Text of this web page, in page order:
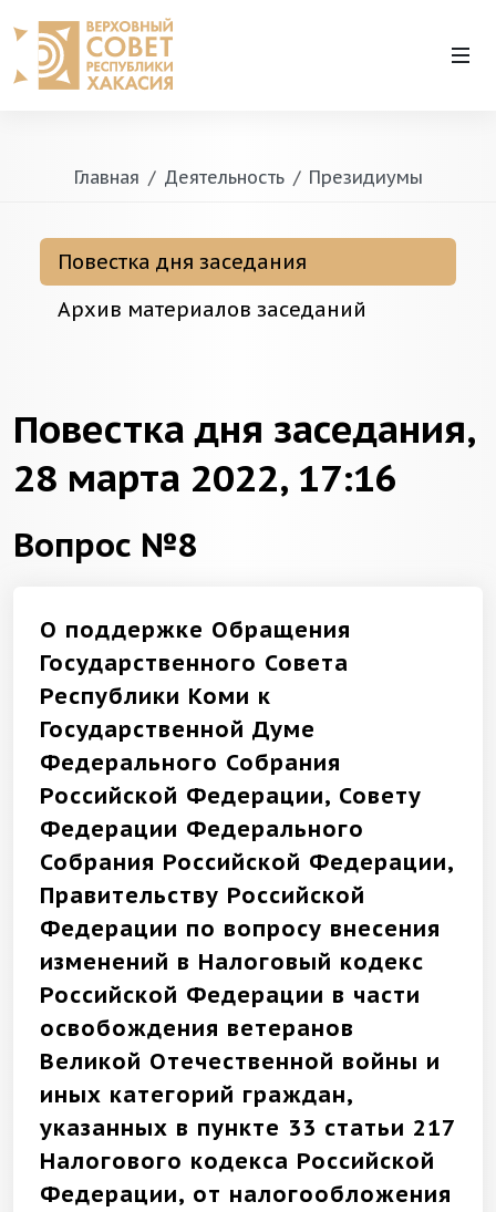
Главная Деятельность Президиумы
Повестка дня заседания
Архив материалов заседаний
Повестка дня заседания,
28 марта 2022, 17:16
Вопрос №8
О поддержке Обращения
Государственного Совета
Республики Коми к
Государственной Думе
Федерального Собрания
Российской Федерации, Совету
Федерации Федерального
Собрания Российской Федерации,
Правительству Российской
Федерации по вопросу внесения
изменений в Налоговый кодекс
Российской Федерации в части
освобождения ветеранов
Великой Отечественной войны и
иных категорий граждан,
указанных в пункте 33 статьи 217
Налогового кодекса Российской
Федерации, от налогообложения